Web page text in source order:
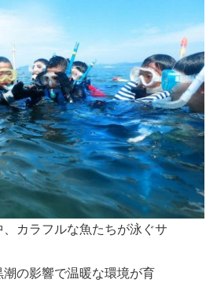
カラフルな魚たちが泳ぐサ
の影響で温暖な環境が育